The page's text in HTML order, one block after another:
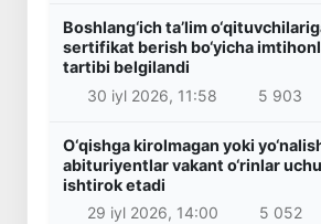
Boshlang‘ich ta’lim
sertifikat berish bo‘yicha
tartibi belgilandi
30 iyl 2026, 11:58
5 903
O‘qishga kirolmagan yoki
abituriyentlar vakant o‘rinlar
ishtirok etadi
29 iyl 2026, 14:00
5 052